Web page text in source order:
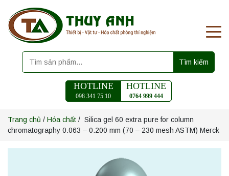
Tìm kiếm
HOTLINE
098 341 75 10
HOTLINE
0764 999 444
Trang chủ / Hóa chất / Silica gel 60 extra pure for column
chromatography 0.063 – 0.200 mm (70 – 230 mesh ASTM) Merck